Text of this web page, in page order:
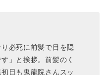
必死に前髪で目を隠
」と挨拶。前髪のく
日も鬼龍院さんスッ